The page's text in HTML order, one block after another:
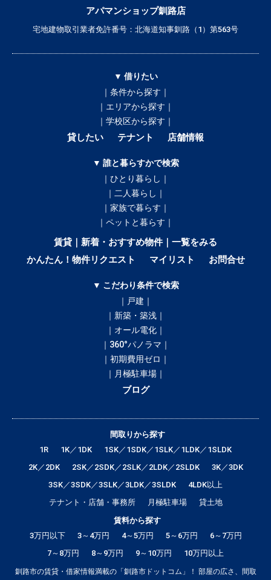
アパマンショップ釧路店
宅地建物取引業者免許番号：北海道知事釧路（1）第563号
▼ 借りたい
｜条件から探す｜
｜エリアから探す｜
｜学校区から探す｜
貸したい テナント 店舗情報
▼ 誰と暮らすかで検索
｜ひとり暮らし｜
｜二人暮らし｜
｜家族で暮らす｜
｜ペットと暮らす｜
賃貸｜新着・おすすめ物件｜一覧をみる
かんたん！物件リクエスト
マイリスト お問合せ
▼ こだわり条件で検索
｜戸建｜
｜新築・築浅｜
｜オール電化｜
｜360°パノラマ｜
｜初期費用ゼロ｜
｜月極駐車場｜
ブログ
間取りから探す
1R
1K／1DK
1SK／1SDK／1SLK／1LDK／1SLDK
2K／2DK
2SK／2SDK／2SLK／2LDK／2SLDK
3K／3DK
3SK／3SDK／3SLK／3LDK／3SLDK
4LDK以上
テナント・店舗・事務所
月極駐車場
貸土地
賃料から探す
3万円以下
3～4万円 4～5万円 5～6万円
6～7万円
7～8万円
8～9万円 9～10万円 10万円以上
釧路市の賃貸・借家情報満載の「釧路市ドットコム」！ 部屋の広さ、間取